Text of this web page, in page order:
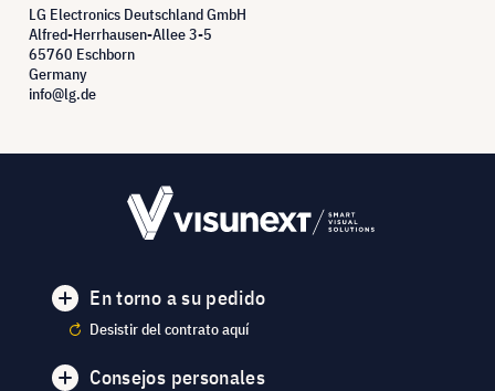
LG Electronics Deutschland GmbH
Alfred-Herrhausen-Allee 3-5
65760 Eschborn
Germany
info@lg.de
En torno a su pedido
Desistir del contrato aquí
Consejos personales